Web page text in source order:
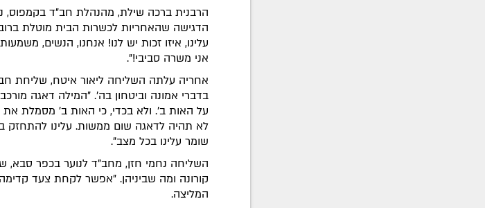
הרבנית ברכה שילת, מהנהלת חב"ד בקמפוס,
הדגישה שהאחריות לכשרות הבית מוטלת
עלינו, איזו זכות יש לנו! אנחנו, הנשים,
אני משרה סביבי!".
אחריה עלתה השליחה ליאור איטח, שליחת
בדברי אמונה וביטחון בה'. "המילה דאגה
על האות ב'. ולא בכדי, כי האות ב' מסמלת את
לא תהיה לדאגה שום ממשות. עלינו
שומר עלינו בכל מצב".
השליחה נחמי חזן, מחב"ד לנוער בכפר סבא,
קורונה ומה שביניהן. "אפשר לקחת צעד
המליצה.